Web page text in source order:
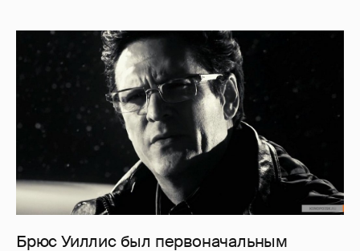
Брюс Уиллис был первоначальным